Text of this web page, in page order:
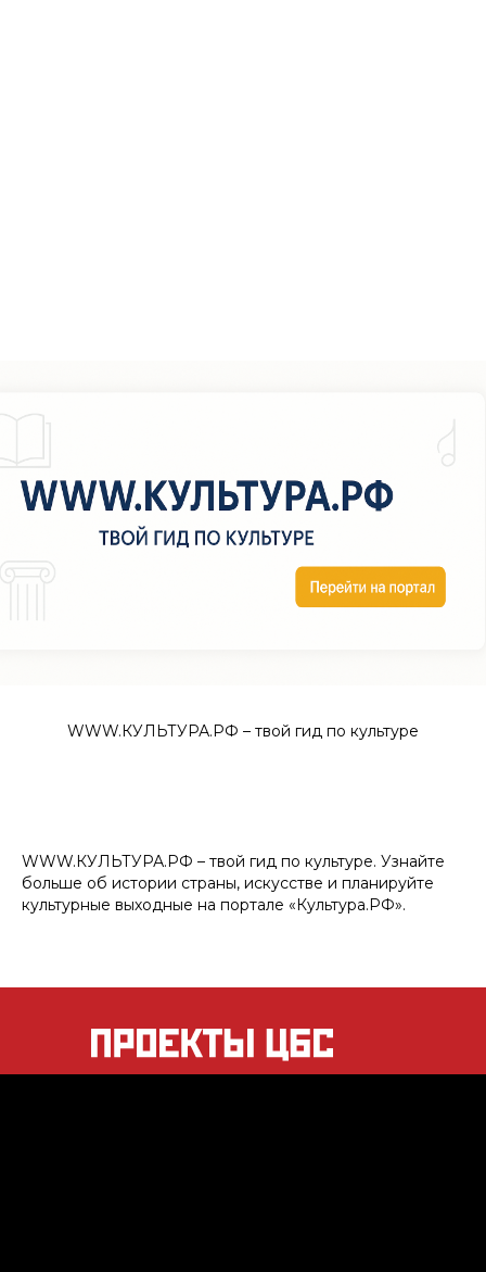
WWW.КУЛЬТУРА.РФ – твой гид по культуре
WWW.КУЛЬТУРА.РФ – твой гид по культуре. Узнайте
больше об истории страны, искусстве и планируйте
культурные выходные на портале «Культура.РФ».